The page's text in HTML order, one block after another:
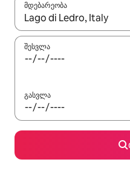
მდებარეობა
როცა შედეგები
შესვლა
გასვლა